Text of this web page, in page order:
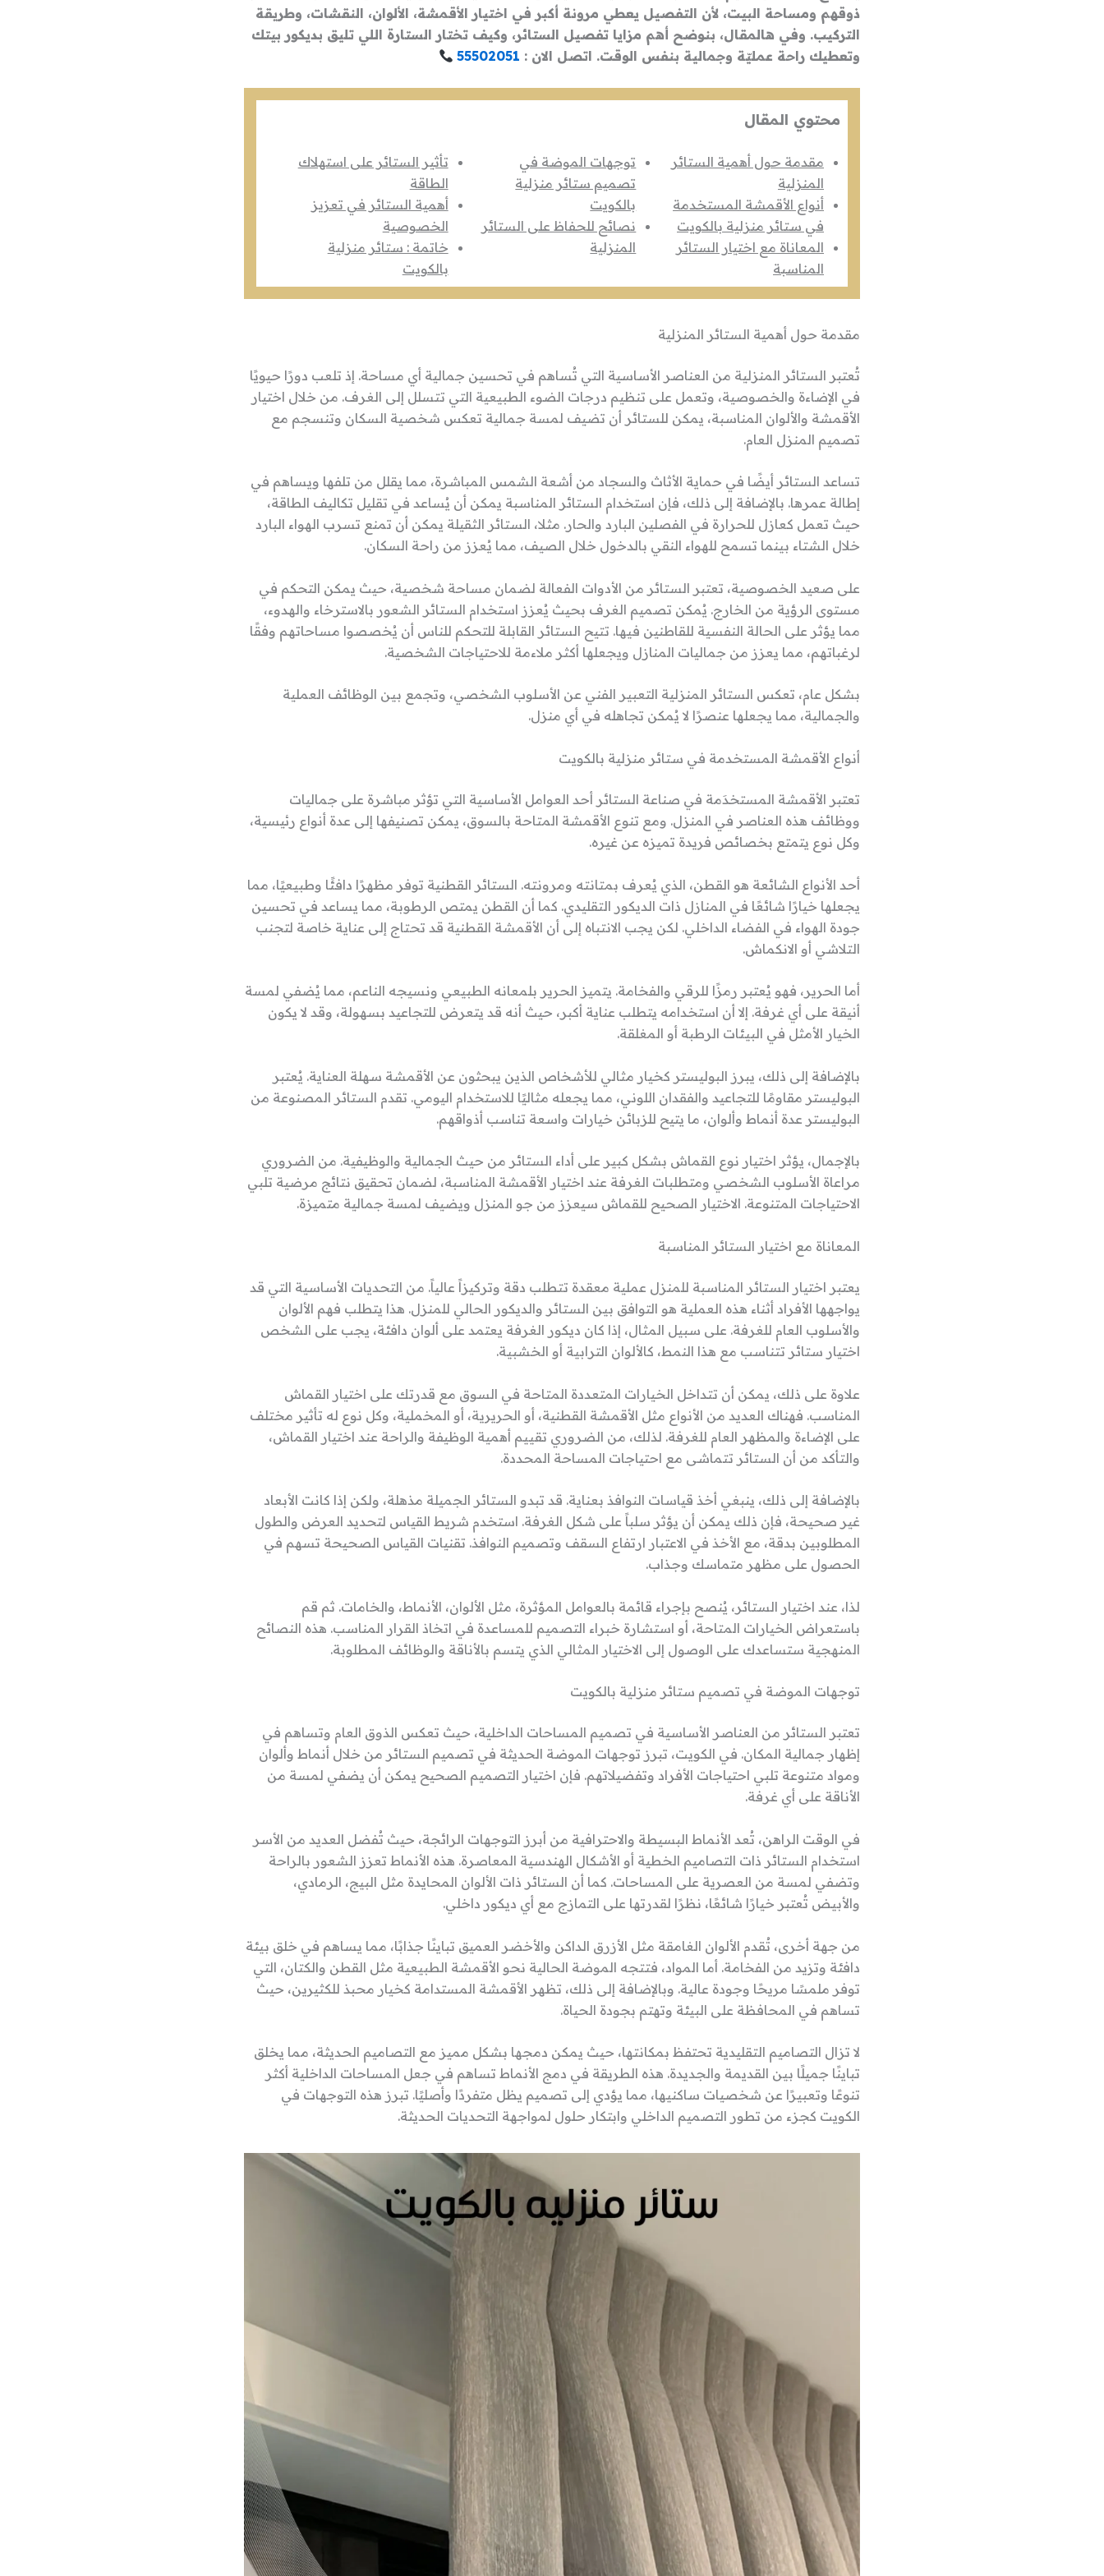
ذوقهم ومساحة البيت، لأن التفصيل يعطي مرونة أكبر في اختيار الأقمشة، الألوان، النقشات، وطريقة
التركيب. وفي هالمقال، بنوضح أهم مزايا تفصيل الستائر، وكيف تختار الستارة اللي تليق بديكور بيتك
وتعطيك راحة عمليّة وجمالية بنفس الوقت. اتصل الان : 55502051
محتوي المقال
مقدمة حول أهمية الستائر
المنزلية
أنواع الأقمشة المستخدمة
في ستائر منزلية بالكويت
المعاناة مع اختيار الستائر
المناسبة
توجهات الموضة في
تصميم ستائر منزلية
بالكويت
نصائح للحفاظ على الستائر
المنزلية
تأثير الستائر على استهلاك
الطاقة
أهمية الستائر في تعزيز
الخصوصية
خاتمة : ستائر منزلية
بالكويت
مقدمة حول أهمية الستائر المنزلية
تُعتبر الستائر المنزلية من العناصر الأساسية التي تُساهم في تحسين جمالية أي مساحة. إذ تلعب دورًا حيويًا
في الإضاءة والخصوصية، وتعمل على تنظيم درجات الضوء الطبيعية التي تتسلل إلى الغرف. من خلال اختيار
الأقمشة والألوان المناسبة، يمكن للستائر أن تضيف لمسة جمالية تعكس شخصية السكان وتنسجم مع
تصميم المنزل العام.
تساعد الستائر أيضًا في حماية الأثاث والسجاد من أشعة الشمس المباشرة، مما يقلل من تلفها ويساهم في
إطالة عمرها. بالإضافة إلى ذلك، فإن استخدام الستائر المناسبة يمكن أن يُساعد في تقليل تكاليف الطاقة،
حيث تعمل كعازل للحرارة في الفصلين البارد والحار. مثلا، الستائر الثقيلة يمكن أن تمنع تسرب الهواء البارد
خلال الشتاء بينما تسمح للهواء النقي بالدخول خلال الصيف، مما يُعزز من راحة السكان.
على صعيد الخصوصية، تعتبر الستائر من الأدوات الفعالة لضمان مساحة شخصية، حيث يمكن التحكم في
مستوى الرؤية من الخارج. يُمكن تصميم الغرف بحيث يُعزز استخدام الستائر الشعور بالاسترخاء والهدوء،
مما يؤثر على الحالة النفسية للقاطنين فيها. تتيح الستائر القابلة للتحكم للناس أن يُخصصوا مساحاتهم وفقًا
لرغباتهم، مما يعزز من جماليات المنازل ويجعلها أكثر ملاءمة للاحتياجات الشخصية.
بشكل عام، تعكس الستائر المنزلية التعبير الفني عن الأسلوب الشخصي، وتجمع بين الوظائف العملية
والجمالية، مما يجعلها عنصرًا لا يُمكن تجاهله في أي منزل.
أنواع الأقمشة المستخدمة في ستائر منزلية بالكويت
تعتبر الأقمشة المستخدَمة في صناعة الستائر أحد العوامل الأساسية التي تؤثر مباشرة على جماليات
ووظائف هذه العناصر في المنزل. ومع تنوع الأقمشة المتاحة بالسوق، يمكن تصنيفها إلى عدة أنواع رئيسية،
وكل نوع يتمتع بخصائص فريدة تميزه عن غيره.
أحد الأنواع الشائعة هو القطن، الذي يُعرف بمتانته ومرونته. الستائر القطنية توفر مظهرًا دافئًا وطبيعيًا، مما
يجعلها خيارًا شائعًا في المنازل ذات الديكور التقليدي. كما أن القطن يمتص الرطوبة، مما يساعد في تحسين
جودة الهواء في الفضاء الداخلي. لكن يجب الانتباه إلى أن الأقمشة القطنية قد تحتاج إلى عناية خاصة لتجنب
التلاشي أو الانكماش.
أما الحرير، فهو يُعتبر رمزًا للرقي والفخامة. يتميز الحرير بلمعانه الطبيعي ونسيجه الناعم، مما يُضفي لمسة
أنيقة على أي غرفة. إلا أن استخدامه يتطلب عناية أكبر، حيث أنه قد يتعرض للتجاعيد بسهولة، وقد لا يكون
الخيار الأمثل في البيئات الرطبة أو المغلقة.
بالإضافة إلى ذلك، يبرز البوليستر كخيار مثالي للأشخاص الذين يبحثون عن الأقمشة سهلة العناية. يُعتبر
البوليستر مقاومًا للتجاعيد والفقدان اللوني، مما يجعله مثاليًا للاستخدام اليومي. تقدم الستائر المصنوعة من
البوليستر عدة أنماط وألوان، ما يتيح للزبائن خيارات واسعة تناسب أذواقهم.
بالإجمال، يؤثر اختيار نوع القماش بشكل كبير على أداء الستائر من حيث الجمالية والوظيفية. من الضروري
مراعاة الأسلوب الشخصي ومتطلبات الغرفة عند اختيار الأقمشة المناسبة، لضمان تحقيق نتائج مرضية تلبي
الاحتياجات المتنوعة. الاختيار الصحيح للقماش سيعزز من جو المنزل ويضيف لمسة جمالية متميزة.
المعاناة مع اختيار الستائر المناسبة
يعتبر اختيار الستائر المناسبة للمنزل عملية معقدة تتطلب دقة وتركيزاً عالياً. من التحديات الأساسية التي قد
يواجهها الأفراد أثناء هذه العملية هو التوافق بين الستائر والديكور الحالي للمنزل. هذا يتطلب فهم الألوان
والأسلوب العام للغرفة. على سبيل المثال، إذا كان ديكور الغرفة يعتمد على ألوان دافئة، يجب على الشخص
اختيار ستائر تتناسب مع هذا النمط، كالألوان الترابية أو الخشبية.
علاوة على ذلك، يمكن أن تتداخل الخيارات المتعددة المتاحة في السوق مع قدرتك على اختيار القماش
المناسب. فهناك العديد من الأنواع مثل الأقمشة القطنية، أو الحريرية، أو المخملية، وكل نوع له تأثير مختلف
على الإضاءة والمظهر العام للغرفة. لذلك، من الضروري تقييم أهمية الوظيفة والراحة عند اختيار القماش،
والتأكد من أن الستائر تتماشى مع احتياجات المساحة المحددة.
بالإضافة إلى ذلك، ينبغي أخذ قياسات النوافذ بعناية. قد تبدو الستائر الجميلة مذهلة، ولكن إذا كانت الأبعاد
غير صحيحة، فإن ذلك يمكن أن يؤثر سلباً على شكل الغرفة. استخدم شريط القياس لتحديد العرض والطول
المطلوبين بدقة، مع الأخذ في الاعتبار ارتفاع السقف وتصميم النوافذ. تقنيات القياس الصحيحة تسهم في
الحصول على مظهر متماسك وجذاب.
لذا، عند اختيار الستائر، يُنصح بإجراء قائمة بالعوامل المؤثرة، مثل الألوان، الأنماط، والخامات. ثم قم
باستعراض الخيارات المتاحة، أو استشارة خبراء التصميم للمساعدة في اتخاذ القرار المناسب. هذه النصائح
المنهجية ستساعدك على الوصول إلى الاختيار المثالي الذي يتسم بالأناقة والوظائف المطلوبة.
توجهات الموضة في تصميم ستائر منزلية بالكويت
تعتبر الستائر من العناصر الأساسية في تصميم المساحات الداخلية، حيث تعكس الذوق العام وتساهم في
إظهار جمالية المكان. في الكويت، تبرز توجهات الموضة الحديثة في تصميم الستائر من خلال أنماط وألوان
ومواد متنوعة تلبي احتياجات الأفراد وتفضيلاتهم. فإن اختيار التصميم الصحيح يمكن أن يضفي لمسة من
الأناقة على أي غرفة.
في الوقت الراهن، تُعد الأنماط البسيطة والاحترافية من أبرز التوجهات الرائجة، حيث تُفضل العديد من الأسر
استخدام الستائر ذات التصاميم الخطية أو الأشكال الهندسية المعاصرة. هذه الأنماط تعزز الشعور بالراحة
وتضفي لمسة من العصرية على المساحات. كما أن الستائر ذات الألوان المحايدة مثل البيج، الرمادي،
والأبيض تُعتبر خيارًا شائعًا، نظرًا لقدرتها على التمازج مع أي ديكور داخلي.
من جهة أخرى، تُقدم الألوان الغامقة مثل الأزرق الداكن والأخضر العميق تباينًا جذابًا، مما يساهم في خلق بيئة
دافئة وتزيد من الفخامة. أما المواد، فتتجه الموضة الحالية نحو الأقمشة الطبيعية مثل القطن والكتان، التي
توفر ملمسًا مريحًا وجودة عالية. وبالإضافة إلى ذلك، تظهر الأقمشة المستدامة كخيار محبذ للكثيرين، حيث
تساهم في المحافظة على البيئة وتهتم بجودة الحياة.
لا تزال التصاميم التقليدية تحتفظ بمكانتها، حيث يمكن دمجها بشكل مميز مع التصاميم الحديثة، مما يخلق
تباينًا جميلًا بين القديمة والجديدة. هذه الطريقة في دمج الأنماط تساهم في جعل المساحات الداخلية أكثر
تنوعًا وتعبيرًا عن شخصيات ساكنيها، مما يؤدي إلى تصميم يظل متفردًا وأصليًا. تبرز هذه التوجهات في
الكويت كجزء من تطور التصميم الداخلي وابتكار حلول لمواجهة التحديات الحديثة.